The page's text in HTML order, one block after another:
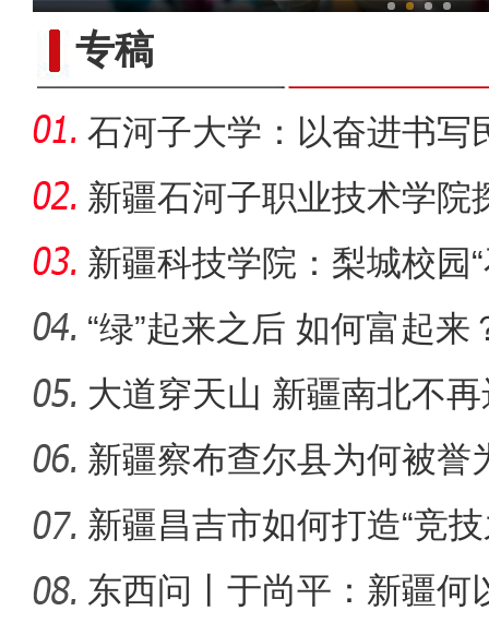
新疆4000亩沙漠盐
专稿
石河子大学：以奋进书写
新疆石河子职业技术学院
同体意
新疆科技学院：梨城校园
绘“同心
“绿”起来之后 如何富起来
大道穿天山 新疆南北不
新疆察布查尔县为何被誉
新疆昌吉市如何打造“竞
东西问丨于尚平：新疆何